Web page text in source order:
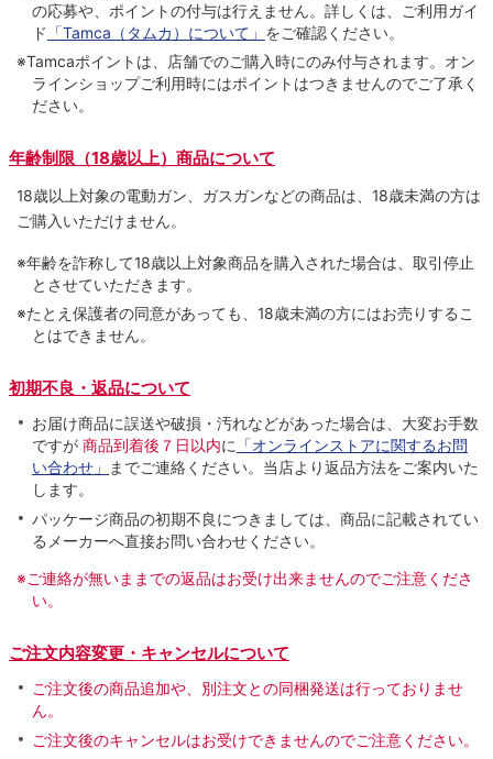
の応募や、ポイントの付与は⾏えません。詳しくは、ご利⽤ガイ
ド 「Tamca（タムカ）について」 をご確認ください。
※Tamcaポイントは、店舗でのご購⼊時にのみ付与されます。オン
ラインショップご利用時にはポイントはつきませんのでご了承く
ださい。
年齢制限（18歳以上）商品について
18歳以上対象の電動ガン、ガスガンなどの商品は、18歳未満の方は
ご購入いただけません。
※年齢を詐称して18歳以上対象商品を購入された場合は、取引停止
とさせていただきます。
※たとえ保護者の同意があっても、18歳未満の方にはお売りするこ
とはできません。
初期不良・返品について
お届け商品に誤送や破損・汚れなどがあった場合は、大変お手数
ですが 商品到着後７日以内に 「オンラインストアに関するお問
い合わせ」
までご連絡ください。当店より返品方法をご案内いた
します。
パッケージ商品の初期不良につきましては、商品に記載されてい
るメーカーへ直接お問い合わせください。
※ご連絡が無いままでの返品はお受け出来ませんのでご注意くださ
い。
ご注文内容変更・キャンセルについて
ご注文後の商品追加や、別注文との同梱発送は行っておりませ
ん。
ご注文後のキャンセルはお受けできませんのでご注意ください。